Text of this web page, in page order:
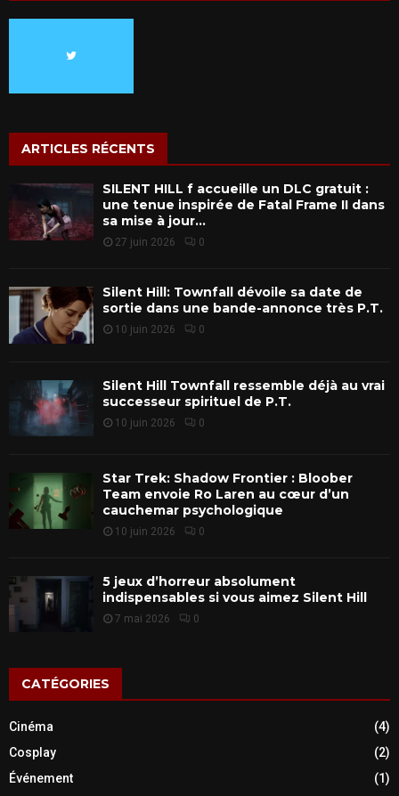
ARTICLES RÉCENTS
SILENT HILL f accueille un DLC gratuit :
une tenue inspirée de Fatal Frame II dans
sa mise à jour...
27 juin 2026 0
Silent Hill: Townfall dévoile sa date de
sortie dans une bande-annonce très P.T.
10 juin 2026 0
Silent Hill Townfall ressemble déjà au vrai
successeur spirituel de P.T.
10 juin 2026 0
Star Trek: Shadow Frontier : Bloober
Team envoie Ro Laren au cœur d’un
cauchemar psychologique
10 juin 2026 0
5 jeux d’horreur absolument
indispensables si vous aimez Silent Hill
7 mai 2026 0
CATÉGORIES
Cinéma
(4)
Cosplay
(2)
Événement
(1)